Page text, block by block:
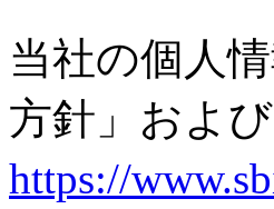
当社の個人
方針」およ
https://